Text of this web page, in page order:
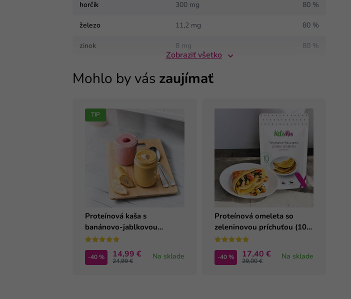
horčík 300 mg 80 %
železo 11,2 mg 80 %
zinok 8 mg 80 %
Zobraziť všetko
Mohlo by vás zaujímať
TIP
Proteínová kaša s
banánovo-jablkovou
príchuťou (10 porcií)
-40 % 14,99 €
24,99 €
Na sklade
Proteínová omeleta so
zeleninovou príchuťou (10
porcií)
-40 % 17,40 €
29,00 €
Na sklade